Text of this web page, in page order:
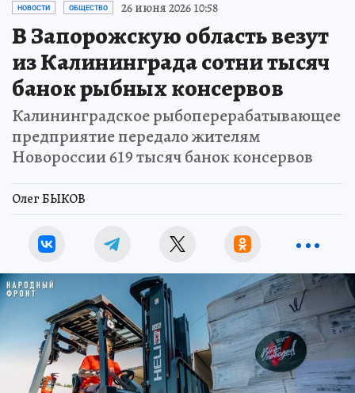
НОВОСТИ ОБЩЕСТВО 26 июня 2026 10:58
В Запорожскую область везут
из Калининграда сотни тысяч
банок рыбных консервов
Калининградское рыбоперерабатывающее
предприятие передало жителям
Новороссии 619 тысяч банок консервов
Олег БЫКОВ